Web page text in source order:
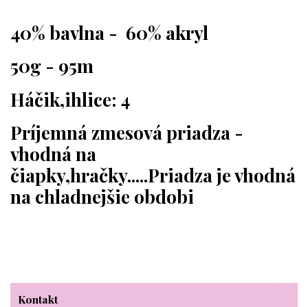
40% bavlna - 60% akryl
50g - 95m
Háčik,ihlice: 4
Príjemná zmesová priadza -
vhodná na
čiapky,hračky.....Priadza je vhodná
na chladnejšie obdobi
Kontakt